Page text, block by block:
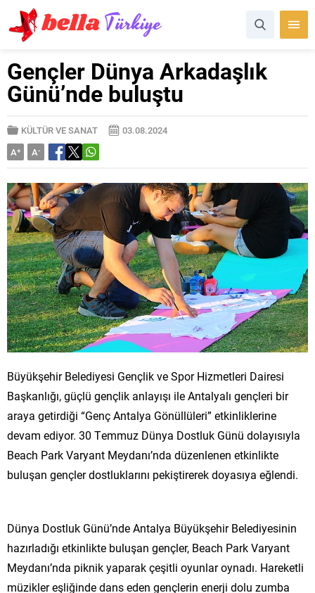
Gençler Dünya Arkadaşlık
Günü’nde buluştu
KÜLTÜR VE SANAT
03.08.2024
A+ A-
Büyükşehir Belediyesi Gençlik ve Spor Hizmetleri Dairesi
Başkanlığı, güçlü gençlik anlayışı ile Antalyalı gençleri bir
araya getirdiği “Genç Antalya Gönüllüleri” etkinliklerine
devam ediyor. 30 Temmuz Dünya Dostluk Günü dolayısıyla
Beach Park Varyant Meydanı’nda düzenlenen etkinlikte
buluşan gençler dostluklarını pekiştirerek doyasıya eğlendi.
Dünya Dostluk Günü’nde Antalya Büyükşehir Belediyesinin
hazırladığı etkinlikte buluşan gençler, Beach Park Varyant
Meydanı’nda piknik yaparak çeşitli oyunlar oynadı. Hareketli
müzikler eşliğinde dans eden gençlerin enerji dolu zumba